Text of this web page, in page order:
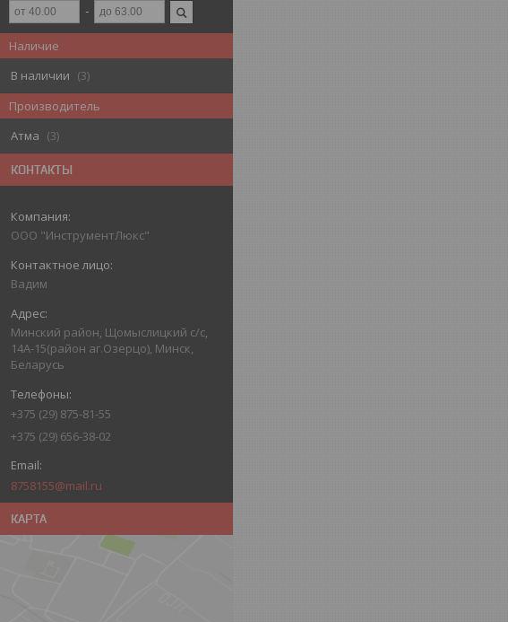
Наличие
В наличии
3
Производитель
Атма
3
КОНТАКТЫ
ООО "ИнструментЛюкс"
Вадим
Минский район, Щомыслицкий с/с,
14А-15(район аг.Озерцо), Минск,
Беларусь
+375 (29) 875-81-55
+375 (29) 656-38-02
8758155@mail.ru
КАРТА